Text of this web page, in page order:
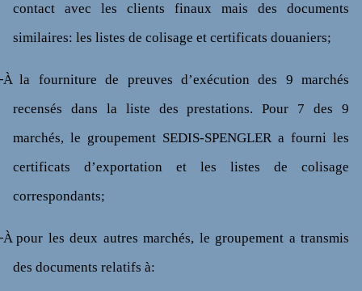
contact avec les clients finaux mais des documents
similaires: les listes de colisage et certificats douaniers;
la fourniture de preuves d’exécution des 9 marchés
recensés dans la liste des prestations. Pour 7 des 9
marchés, le groupement SEDIS-SPENGLER a fourni les
certificats d’exportation et les listes de colisage
correspondants;
pour les deux autres marchés, le groupement a transmis
des documents relatifs à: